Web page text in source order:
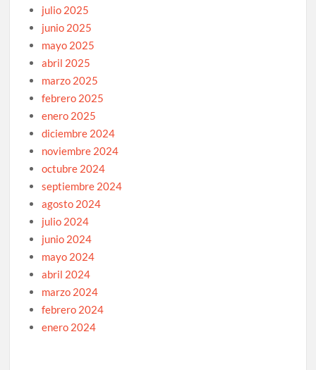
julio 2025
junio 2025
mayo 2025
abril 2025
marzo 2025
febrero 2025
enero 2025
diciembre 2024
noviembre 2024
octubre 2024
septiembre 2024
agosto 2024
julio 2024
junio 2024
mayo 2024
abril 2024
marzo 2024
febrero 2024
enero 2024